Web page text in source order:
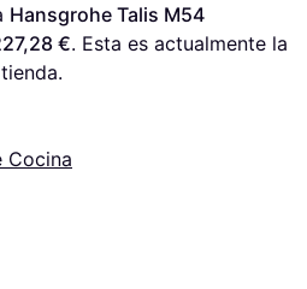
Hansgrohe Talis M54
€. Esta es actualmente la
Cocina